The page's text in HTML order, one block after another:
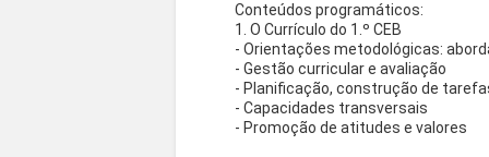
Conteúdos programáticos:
1. O Currículo do 1.º CEB
- Orientações metodológicas:
- Gestão curricular e avaliação
- Planificação, construção de
- Capacidades transversais
- Promoção de atitudes e valores